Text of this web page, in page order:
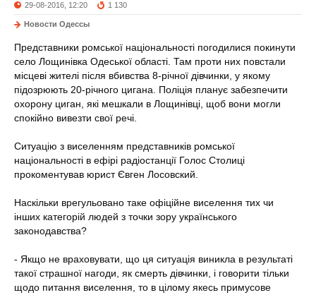
29-08-2016, 12:20 1 130
Новости Одессы
Представники ромської національності погодилися покинути
село Лощинівка Одеської області. Там проти них повстали
місцеві жителі після вбивства 8-річної дівчинки, у якому
підозрюють 20-річного цигана. Поліція планує забезпечити
охорону циган, які мешкали в Лощинівці, щоб вони могли
спокійно вивезти свої речі.
Ситуацію з виселенням представників ромської
національності в ефірі радіостанції Голос Столиці
прокоментував юрист Євген Лосовский.
Наскільки врегульовано таке офіційне виселення тих чи
інших категорій людей з точки зору українського
законодавства?
- Якщо не враховувати, що ця ситуація виникла в результаті
такої страшної нагоди, як смерть дівчинки, і говорити тільки
щодо питання виселення, то в цілому якесь примусове